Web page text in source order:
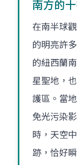
南方的
在南半球
的明亮許
的紐西蘭
星聖地，
護區。當
免光污染
時，天空
跡，恰好